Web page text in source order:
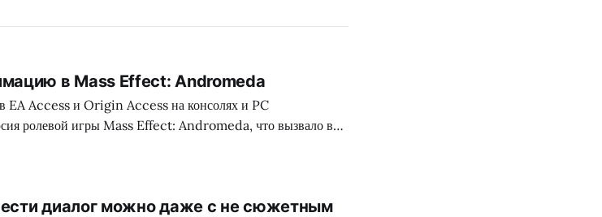
в Mass Effect: Andromeda
EA Access и Origin Access на консолях и PC
ролевой игры Mass Effect: Andromeda, что вызвало в
здешней лицевой анимации и прочих забавных
диалог можно даже с не сюжетным